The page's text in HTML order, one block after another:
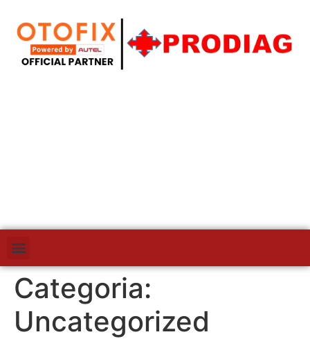
Categoria:
Uncategorized